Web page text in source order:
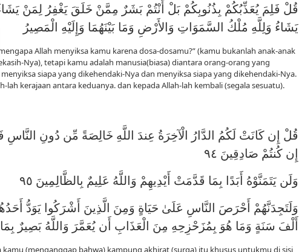
قُلْ فَلِمَ يُعَذِّبُكُمْ بِذُنُوبِكُمْ بَلْ أَنْتُمْ بَشَرٌ مِمَّنْ خَلَقَ يَغْفِرُ لِمَنْ
يَشَاءُ وَلِلَّهِ مُلْكُ السَّمَوَاتِ وَالأَرْضِ وَمَا بَيْنَهُمَا وَإِلَيْهِ الْمَصِيرُ
Allah menyiksa kamu karena dosa-dosamu?” (kamu bukanlah anak-anak
Nya), tetapi kamu adalah manusia(biasa) diantara orang-orang yang
siapa yang dikehendaki-Nya dan menyiksa siapa yang dikehendaki-Nya.
lah kerajaan antara keduanya. dan kepada Allah-lah kembali (segala sesuatu).
قُلْ إِن كَانَتْ لَكُمُ الدَّارُ الْآخِرَةُ عِندَ اللَّهِ خَالِصَةً مِّن دُونِ النَّاسِ
إِن كُنتُمْ صَادِقِينَ ٩٤
وَلَن يَتَمَنَّوْهُ أَبَدًا بِمَا قَدَّمَتْ أَيْدِيهِمْ وَاللَّهُ عَلِيمٌ بِالظَّالِمِينَ ٩٥
وَلَتَجِدَنَّهُمْ أَحْرَصَ النَّاسِ عَلَىٰ حَيَاةٍ وَمِنَ الَّذِينَ أَشْرَكُوا يَوَدُّ
أَلْفَ سَنَةٍ وَمَا هُوَ بِمُزَحْزِحِهِ مِنَ الْعَذَابِ أَن يُعَمَّرَ وَاللَّهُ بَصِيرٌ بِمَا
kamu (menganggap bahwa) kampung akhirat (surga) itu khusus untukmu di sisi